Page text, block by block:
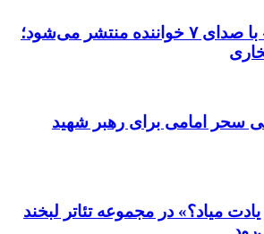
آلبوم «بدرقه» با صدای ۷ خواننده منتشر می‌شود؛
سحر امامی برای رهبر شهید
میاد؟» در مجموعه تئاتر لبخند